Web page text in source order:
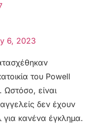
6, 2023
του Powell
είναι
δεν έχουν
για κανένα έγκλημα.